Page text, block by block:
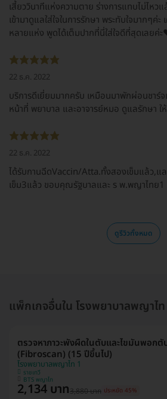
เสี้ยววินาทีแห่งความตาย ร่างการแทบไม่ไหว
เข้ามาดูแลใส่ใจในการรักษา พระทับใจมากๆค่
หลายแห่ง พูดได้เต็มปากที่นี่ใส่ใจดีที่สุดเลยค่
22 ธ.ค. 2022
บริการดีเยี่ยมมากครับ เหมือนมาพักผ่อนชาร์
หน้าที่ พยาบาล และอาจารย์หมอ ดูแลรักษา ใ
22 ธ.ค. 2022
ได้รับกานฉีดVaccin/Atta.ทั้งสองเข็มแล้ว,แ
เข็ม3แล้ว ขอบคุณรัฐบาลและ ร พ.พญาไทย1
ดูรีวิวทั้งหมด
แพ็กเกจอื่นใน โรงพยาบาลพญาไท
ตรวจหาภาวะพังผืดในตับและไขมันพอกตั
(Fibroscan) (15 ปีขึ้นไป)
โรงพยาบาลพญาไท 1
ราชเทวี
BTS พญาไท
2,134 บาท3,880 บาท ประหยัด 45%